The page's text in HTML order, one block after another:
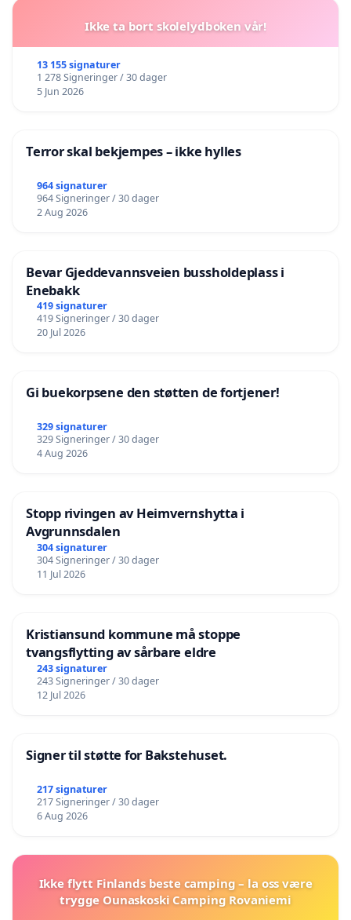
Ikke ta bort skolelydboken vår!
13 155 signaturer
1 278 Signeringer / 30 dager
5 Jun 2026
Terror skal bekjempes – ikke hylles
964 signaturer
964 Signeringer / 30 dager
2 Aug 2026
Bevar Gjeddevannsveien bussholdeplass i
Enebakk
419 signaturer
419 Signeringer / 30 dager
20 Jul 2026
Gi buekorpsene den støtten de fortjener!
329 signaturer
329 Signeringer / 30 dager
4 Aug 2026
Stopp rivingen av Heimvernshytta i
Avgrunnsdalen
304 signaturer
304 Signeringer / 30 dager
11 Jul 2026
Kristiansund kommune må stoppe
tvangsflytting av sårbare eldre
243 signaturer
243 Signeringer / 30 dager
12 Jul 2026
Signer til støtte for Bakstehuset.
217 signaturer
217 Signeringer / 30 dager
6 Aug 2026
Ikke flytt Finlands beste camping – la oss være
trygge Ounaskoski Camping Rovaniemi